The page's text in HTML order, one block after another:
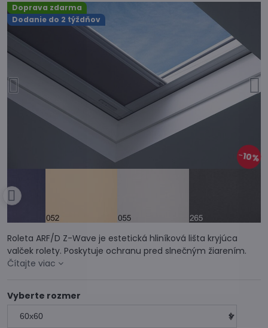
Doprava zdarma
Dodanie do 2 týždňov
10%
Roleta ARF/D Z-Wave je estetická hliníková lišta kryjúca
valček rolety. Poskytuje ochranu pred slnečným žiarením.
Čítajte viac
Vyberte rozmer